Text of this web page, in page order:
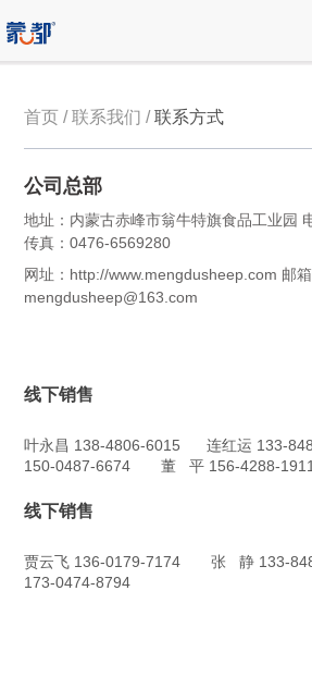
首页 / 联系我们 /联系方式
公司总部
地址：内蒙古赤峰市翁牛特旗食品工业园
传真：0476-6569280
网址：http://www.mengdusheep.com 邮箱
mengdusheep@163.com
线下销售
叶永昌 138-4806-6015 连红运 133-
150-0487-6674 董 平 156-4288-1911
线下销售
贾云飞 136-0179-7174 张 静 133-
173-0474-8794